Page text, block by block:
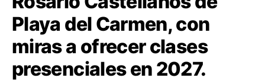
Playa del Carmen, con
miras a ofrecer clases
presenciales en 2027.